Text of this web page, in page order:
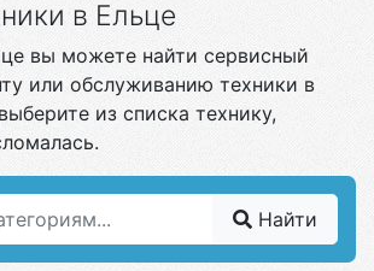
в Ельце
вы можете найти сервисный
или обслуживанию техники в
из списка технику,
Найти